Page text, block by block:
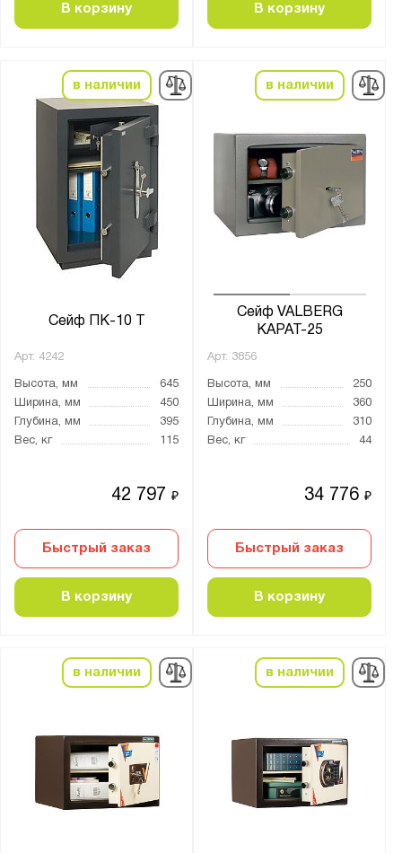
В корзину В корзину
в наличии
Сейф ПК-10 Т
Арт. 4242
Высота, мм
645
Ширина, мм
450
Глубина, мм
395
Вес, кг
115
42 797₽
Быстрый заказ
В корзину
в наличии
Сейф VALBERG
КАРАТ-25
Арт. 3856
Высота, мм
250
Ширина, мм
360
Глубина, мм
310
Вес, кг
44
34 776₽
Быстрый заказ
В корзину
в наличии в наличии